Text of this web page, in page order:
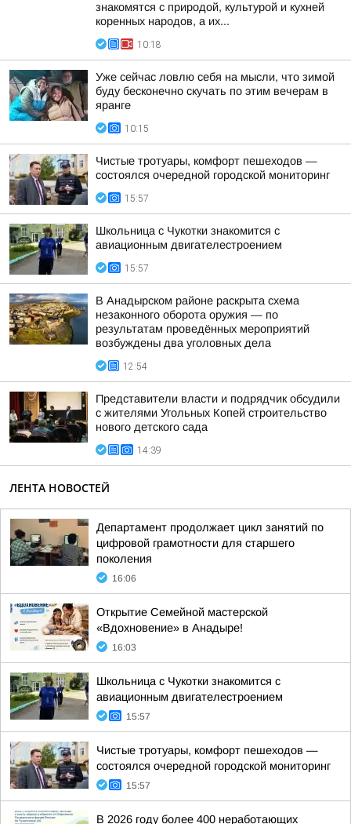
знакомятся с природой, культурой и кухней
коренных народов, а их...
10:18
Уже сейчас ловлю себя на мысли, что зимой
буду бесконечно скучать по этим вечерам в
яранге
10:15
Чистые тротуары, комфорт пешеходов —
состоялся очередной городской мониторинг
15:57
Школьница с Чукотки знакомится с
авиационным двигателестроением
15:57
В Анадырском районе раскрыта схема
незаконного оборота оружия — по
результатам проведённых мероприятий
возбуждены два уголовных дела
12:54
Представители власти и подрядчик обсудили
с жителями Угольных Копей строительство
нового детского сада
14:39
ЛЕНТА НОВОСТЕЙ
Департамент продолжает цикл занятий по
цифровой грамотности для старшего
поколения
16:06
Открытие Семейной мастерской
«Вдохновение» в Анадыре!
16:03
Школьница с Чукотки знакомится с
авиационным двигателестроением
15:57
Чистые тротуары, комфорт пешеходов —
состоялся очередной городской мониторинг
15:57
В 2026 году более 400 неработающих